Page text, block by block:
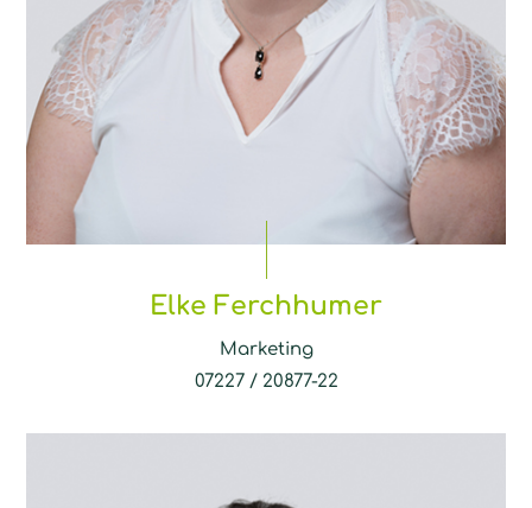
Elke Ferchhumer
Marketing
07227 / 20877-22